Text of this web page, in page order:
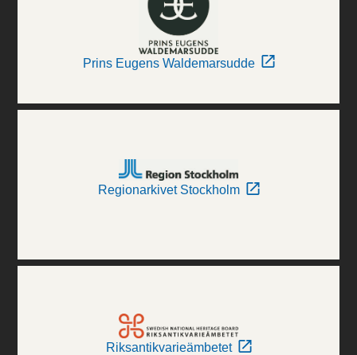
Prins Eugens Waldemarsudde
Regionarkivet Stockholm
Riksantikvarieämbetet